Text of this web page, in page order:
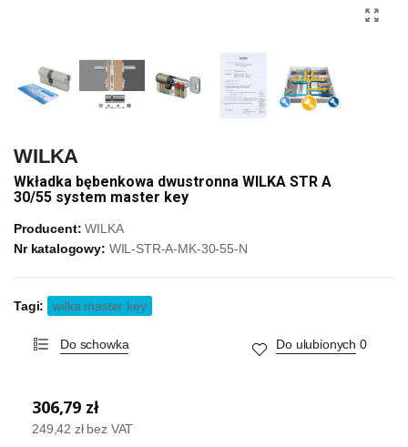
WILKA
Wkładka bębenkowa dwustronna WILKA STR A
30/55 system master key
Producent: WILKA
Nr katalogowy: WIL-STR-A-MK-30-55-N
Tagi: wilka master key
Do schowka Do ulubionych 0
306,79 zł
249,42 zł bez VAT